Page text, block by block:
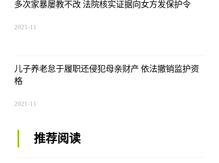
多次家暴屡教不改 法院核实证据向女方发保护令
2021-11
儿子养老怠于履职还侵犯母亲财产 依法撤销监护资
格
2021-11
推荐阅读